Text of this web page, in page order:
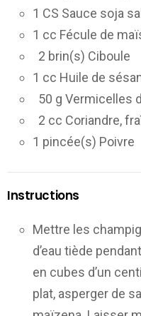
1 CS Sauce soja
1 cc Fécule de
2 brin(s) Ciboule
1 cc Huile de
50 g Vermicelles
2 cc Coriandre,
1 pincée(s) Poivre
Instructions
Mettre les
d’eau tiède
en cubes d’un
plat, asperger de